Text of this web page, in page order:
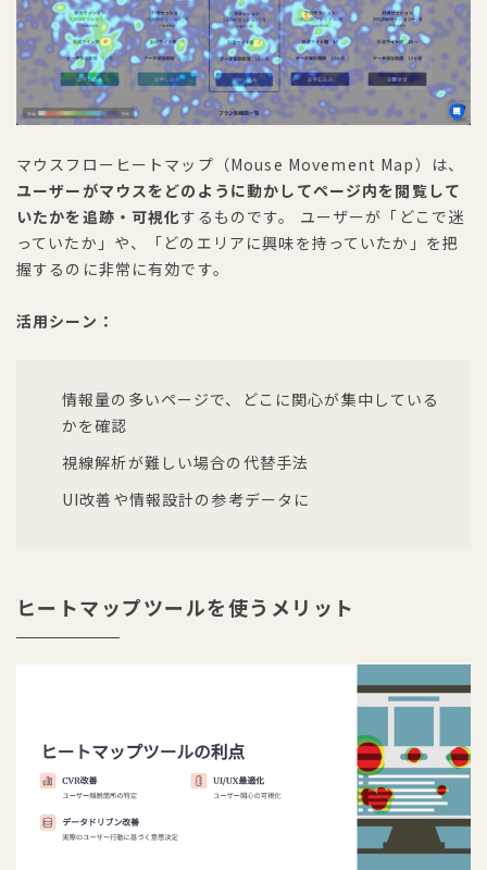
マウスフローヒートマップ（Mouse Movement Map）は、
ユーザーがマウスをどのように動かしてページ内を閲覧して
いたかを追跡・可視化するものです。 ユーザーが「どこで迷
っていたか」や、「どのエリアに興味を持っていたか」を把
握するのに非常に有効です。
活用シーン：
情報量の多いページで、どこに関心が集中している
かを確認
視線解析が難しい場合の代替手法
UI改善や情報設計の参考データに
ヒートマップツールを使うメリット